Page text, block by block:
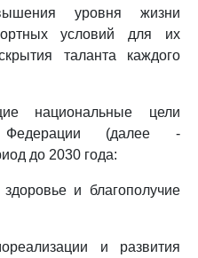
уровня жизни
условий для их
таланта каждого
национальные цели
Федерации (далее -
до 2030 года:
и благополучие
и развития